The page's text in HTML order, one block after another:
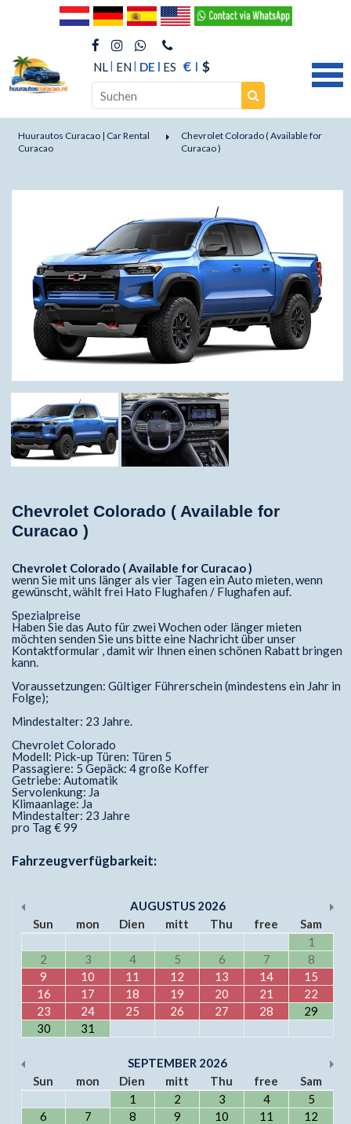
NL EN DE ES € $
Huurautos Curacao | Car Rental
Curacao
Chevrolet Colorado ( Available for
Curacao )
Chevrolet Colorado ( Available for
Curacao )
Chevrolet Colorado ( Available for Curacao )
wenn Sie mit uns länger als vier Tagen ein Auto mieten, wenn
gewünscht, wählt frei Hato Flughafen / Flughafen auf.
Spezialpreise
Haben Sie das Auto für zwei Wochen oder länger mieten
möchten senden Sie uns bitte eine Nachricht über unser
Kontaktformular , damit wir Ihnen einen schönen Rabatt bringen
kann.
Voraussetzungen: Gültiger Führerschein (mindestens ein Jahr in
Folge);
Mindestalter: 23 Jahre.
Chevrolet Colorado
Modell: Pick-up Türen: Türen 5
Passagiere: 5 Gepäck: 4 große Koffer
Getriebe: Automatik
Servolenkung: Ja
Klimaanlage: Ja
Mindestalter: 23 Jahre
pro Tag € 99
Fahrzeugverfügbarkeit:
AUGUSTUS 2026
Sun
mon Dien mitt Thu free
Sam
1
2
3 4 5 6 7
8
9
10 11 12 13 14
15
16
17 18 19 20 21
22
23
24 25 26 27 28
29
30
31
SEPTEMBER 2026
Sun
mon Dien mitt Thu free
Sam
1
2 3 4
5
6
7 8 9 10 11
12